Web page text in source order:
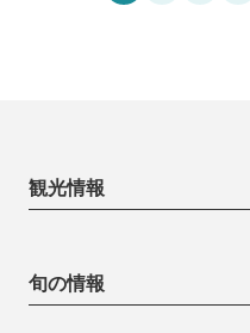
観光情報
旬の情報